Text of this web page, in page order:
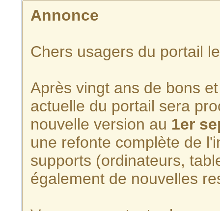
Annonce
Chers usagers du portail
Après vingt ans de bons
actuelle du portail sera
nouvelle version au 1er
une refonte complète de
supports (ordinateurs,
également de nouvelles